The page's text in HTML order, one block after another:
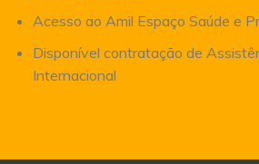
Acesso ao Amil Espaço Saúde e
Disponível contratação de
Internacional